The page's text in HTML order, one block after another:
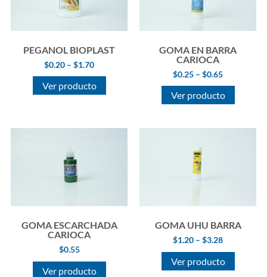
PEGANOL BIOPLAST
$0.20 – $1.70
Ver producto
GOMA EN BARRA
CARIOCA
$0.25 – $0.65
Ver producto
GOMA ESCARCHADA
CARIOCA
$0.55
Ver producto
GOMA UHU BARRA
$1.20 – $3.28
Ver producto